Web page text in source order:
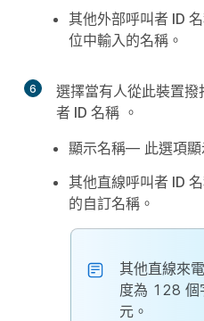
其他外部呼叫者 ID
位中輸入的名稱。
6 選擇當有人從此裝置撥
者 ID 名稱 。
顯示名稱— 此選項顯
其他直線呼叫者 ID
的自訂名稱。
其他直線來
度為 128 個
元。